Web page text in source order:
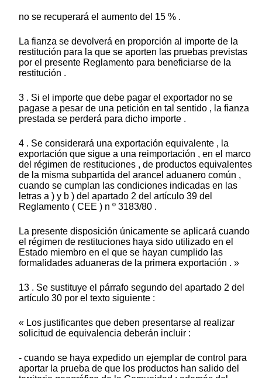
no se recuperará el aumento del 15 % .
La fianza se devolverá en proporción al importe de la
restitución para la que se aporten las pruebas previstas
por el presente Reglamento para beneficiarse de la
restitución .
3 . Si el importe que debe pagar el exportador no se
pagase a pesar de una petición en tal sentido , la fianza
prestada se perderá para dicho importe .
4 . Se considerará una exportación equivalente , la
exportación que sigue a una reimportación , en el marco
del régimen de restituciones , de productos equivalentes
de la misma subpartida del arancel aduanero común ,
cuando se cumplan las condiciones indicadas en las
letras a ) y b ) del apartado 2 del artículo 39 del
Reglamento ( CEE ) n º 3183/80 .
La presente disposición únicamente se aplicará cuando
el régimen de restituciones haya sido utilizado en el
Estado miembro en el que se hayan cumplido las
formalidades aduaneras de la primera exportación . »
13 . Se sustituye el párrafo segundo del apartado 2 del
artículo 30 por el texto siguiente :
« Los justificantes que deben presentarse al realizar
solicitud de equivalencia deberán incluir :
- cuando se haya expedido un ejemplar de control para
aportar la prueba de que los productos han salido del